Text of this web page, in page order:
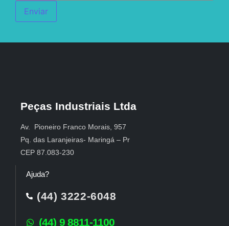
Enviar
Peças Industriais Ltda
Av. Pioneiro Franco Morais, 957
Pq. das Laranjeiras- Maringá – Pr
CEP 87.083-230
Ajuda?
(44) 3222-6048
(44) 9 8811-1100